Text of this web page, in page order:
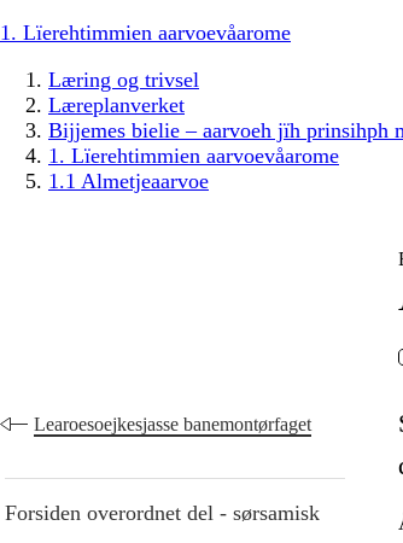
1. Lïerehtimmien aarvoevåarome
Læring og trivsel
Læreplanverket
Bijjemes bielie – aarvoeh jïh prinsihph
1. Lïerehtimmien aarvoevåarome
1.1 Almetjeaarvoe
Learoesoejkesjasse banemontørfaget
Forsiden overordnet del - sørsamisk